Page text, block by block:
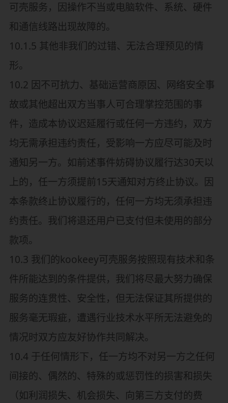
可壳服务，因操作不当或电脑软件、系统、硬件
和通信线路出现故障的。
10.1.5 其他非我们的过错、无法合理预见的情
形。
10.2 因不可抗力、基础运营商原因、网络安全事
故或其他超出双方当事人可合理掌控范围的事
件，造成本协议迟延履行或任何一方违约，双方
均无需承担违约责任，受影响一方应尽可能及时
通知另一方。如前述事件妨碍协议履行达30天以
上的，任一方须提前15天通知对方终止协议。因
本条款终止协议履行的，任何一方均无须承担违
约责任。我们将退还用户已支付但未使用的部分
款项。
10.3 我们的kookeey可壳服务按照现有技术和条
件所能达到的条件提供，我们将尽最大努力确保
服务的连贯性、安全性，但无法保证其所提供的
服务毫无瑕疵，遭遇行业技术水平所无法避免的
情况时双方应友好协作共同解决。
10.4 于任何情形下，任一方均不对另一方之任何
间接的、偶然的、特殊的或惩罚性的损害和损失
（如利润损失、机会损失、向第三方支付的费